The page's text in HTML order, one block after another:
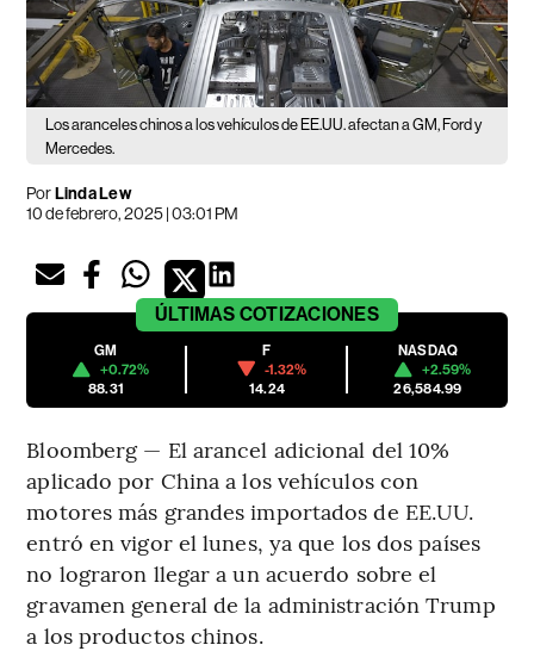
Los aranceles chinos a los vehículos de EE.UU. afectan a GM, Ford y
Mercedes.
PorLinda Lew
10 de febrero, 2025 | 03:01 PM
ÚLTIMAS COTIZACIONES
GM
+0.72%
88.31
F
-1.32%
14.24
NASDAQ
+2.59%
26,584.99
Bloomberg — El arancel adicional del 10%
aplicado por China a los vehículos con
motores más grandes importados de EE.UU.
entró en vigor el lunes, ya que los dos países
no lograron llegar a un acuerdo sobre el
gravamen general de la administración Trump
a los productos chinos.